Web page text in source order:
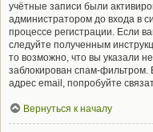
учётные записи были
администратором до входа в
процессе регистрации. Если
следуйте полученным
то возможно, что вы указали
заблокирован спам-фильтром.
адрес email, попробуйте
Вернуться к началу